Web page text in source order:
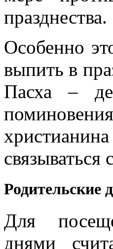
празднества.
Особенно
выпить в
Пасха –
Родительские
Для
днями